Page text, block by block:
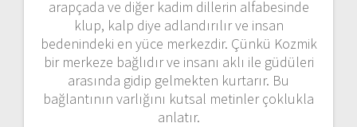
arapçada ve diğer kadim dillerin alfabesinde
klup, kalp diye adlandırılır ve insan
bedenindeki en yüce merkezdir. Çünkü Kozmik
bir merkeze bağlıdır ve insanı aklı ile güdüleri
arasında gidip gelmekten kurtarır. Bu
bağlantının varlığını kutsal metinler çoklukla
anlatır.